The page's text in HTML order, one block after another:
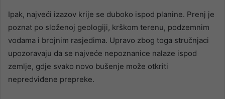
Ipak, najveći izazov krije se duboko ispod planine. Prenj je
poznat po složenoj geologiji, krškom terenu, podzemnim
vodama i brojnim rasjedima. Upravo zbog toga stručnjaci
upozoravaju da se najveće nepoznanice nalaze ispod
zemlje, gdje svako novo bušenje može otkriti
nepredviđene prepreke.